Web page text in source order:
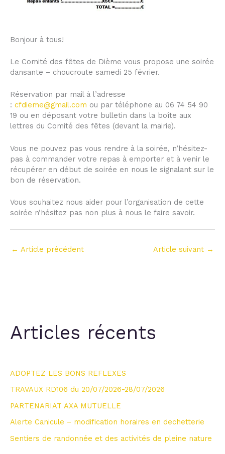
Bonjour à tous!
Le Comité des fêtes de Dième vous propose une soirée
dansante – choucroute samedi 25 février.
Réservation par mail à l’adresse
: cfdieme@gmail.com ou par téléphone au 06 74 54 90
19 ou en déposant votre bulletin dans la boîte aux
lettres du Comité des fêtes (devant la mairie).
Vous ne pouvez pas vous rendre à la soirée, n’hésitez-
pas à commander votre repas à emporter et à venir le
récupérer en début de soirée en nous le signalant sur le
bon de réservation.
Vous souhaitez nous aider pour l’organisation de cette
soirée n’hésitez pas non plus à nous le faire savoir.
← Article précédent Article suivant →
Articles récents
ADOPTEZ LES BONS REFLEXES
TRAVAUX RD106 du 20/07/2026-28/07/2026
PARTENARIAT AXA MUTUELLE
Alerte Canicule – modification horaires en dechetterie
Sentiers de randonnée et des activités de pleine nature